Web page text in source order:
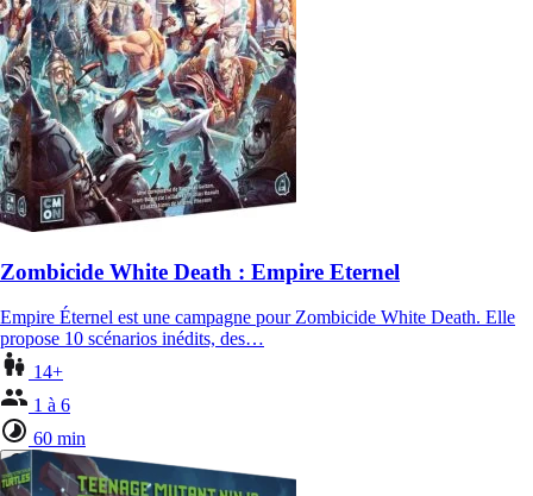
Zombicide White Death : Empire Eternel
Empire Éternel est une campagne pour Zombicide White Death. Elle
propose 10 scénarios inédits, des…
14+
1 à 6
60 min